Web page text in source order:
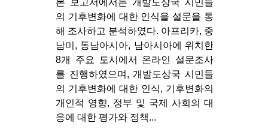
본 보고서에서는 개발도상국 시민들
의 기후변화에 대한 인식을 설문을 통
해 조사하고 분석하였다. 아프리카, 중
남미, 동남아시아, 남아시아에 위치한
8개 주요 도시에서 온라인 설문조사
를 진행하였으며, 개발도상국 시민들
의 기후변화에 대한 인식, 기후변화의
개인적 영향, 정부 및 국제 사회의 대
응에 대한 평가와 정책...